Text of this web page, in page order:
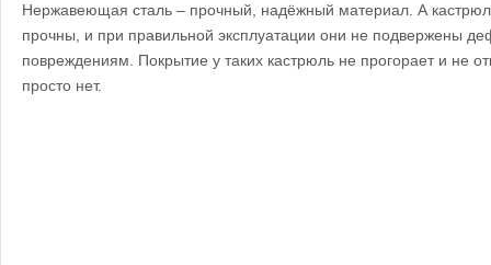
Нержавеющая сталь – прочный, надёжный материал. А
прочны, и при правильной эксплуатации они не подвержены
повреждениям. Покрытие у таких кастрюль не прогорает и не
просто нет.